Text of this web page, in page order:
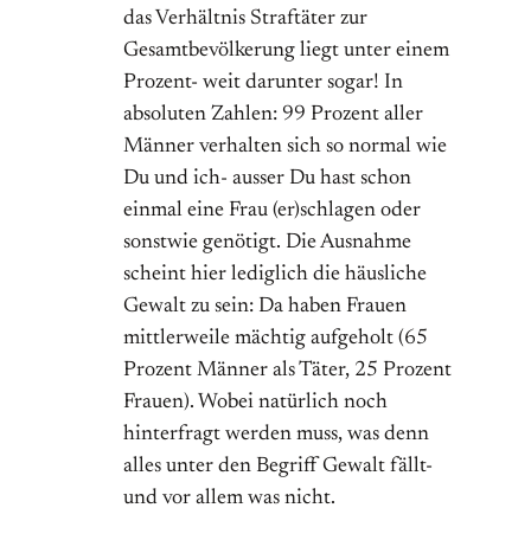
das Verhältnis Straftäter zur
Gesamtbevölkerung liegt unter einem
Prozent- weit darunter sogar! In
absoluten Zahlen: 99 Prozent aller
Männer verhalten sich so normal wie
Du und ich- ausser Du hast schon
einmal eine Frau (er)schlagen oder
sonstwie genötigt. Die Ausnahme
scheint hier lediglich die häusliche
Gewalt zu sein: Da haben Frauen
mittlerweile mächtig aufgeholt (65
Prozent Männer als Täter, 25 Prozent
Frauen). Wobei natürlich noch
hinterfragt werden muss, was denn
alles unter den Begriff Gewalt fällt-
und vor allem was nicht.